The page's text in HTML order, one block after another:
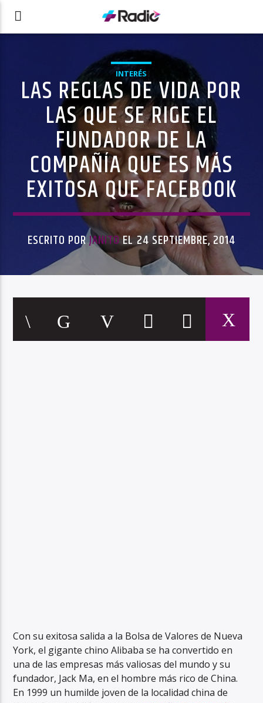
INTERÉS
LAS REGLAS DE VIDA POR
LAS QUE SE RIGE EL
FUNDADOR DE LA
COMPAÑÍA QUE ES MÁS
EXITOSA QUE FACEBOOK
ESCRITO PORJANITOEL 24 SEPTIEMBRE, 2014
Con su exitosa salida a la Bolsa de Valores de Nueva
York, el gigante chino Alibaba se ha convertido en
una de las empresas más valiosas del mundo y su
fundador, Jack Ma, en el hombre más rico de China.
En 1999 un humilde joven de la localidad china de